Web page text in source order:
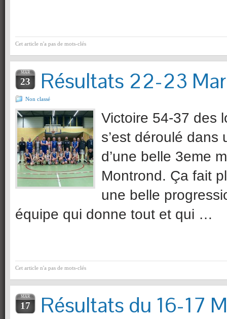
Cet article n'a pas de mots-clés
MAR
23 Résultats 22-23
Non classé
Victoire 54-37 des
s’est déroulé
d’une belle 3eme
Montrond. Ça fait
une belle
équipe qui donne tout et qui …
Cet article n'a pas de mots-clés
MAR
17 Résultats du 16-17